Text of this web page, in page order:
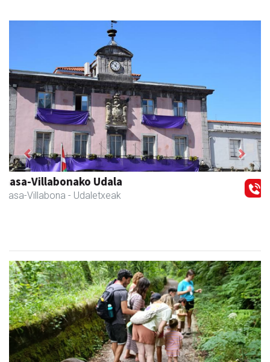
Osane belar eta eko denda
Urnieta - Akupuntura
Previous Next